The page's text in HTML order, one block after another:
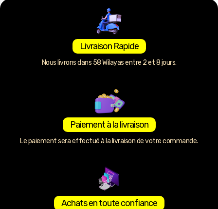
Livraison Rapide
Nous livrons dans 58 Wilayas entre 2 et 8 jours.
Paiement à la livraison
Le paiement sera effectué à la livraison de votre commande.
Achats en toute confiance